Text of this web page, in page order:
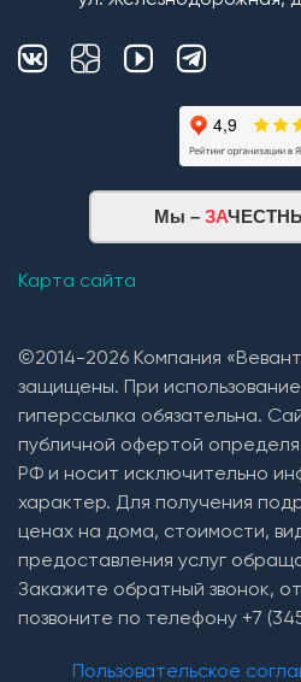
Мы – ЗА
Карта сайта
©2014-2026 Компания
защищены. При
гиперссылка обязательна.
публичной офертой
РФ и носит исключительно
характер. Для получения
ценах на дома, стоимости,
предоставления услуг
Закажите обратный звонок,
позвоните по телефону +7
Пользовательское